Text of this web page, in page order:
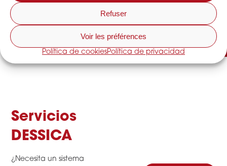
Refuser
Voir les préférences
Política de cookiesPolítica de privacidad
Servicios
DESSICA
¿Necesita un sistema